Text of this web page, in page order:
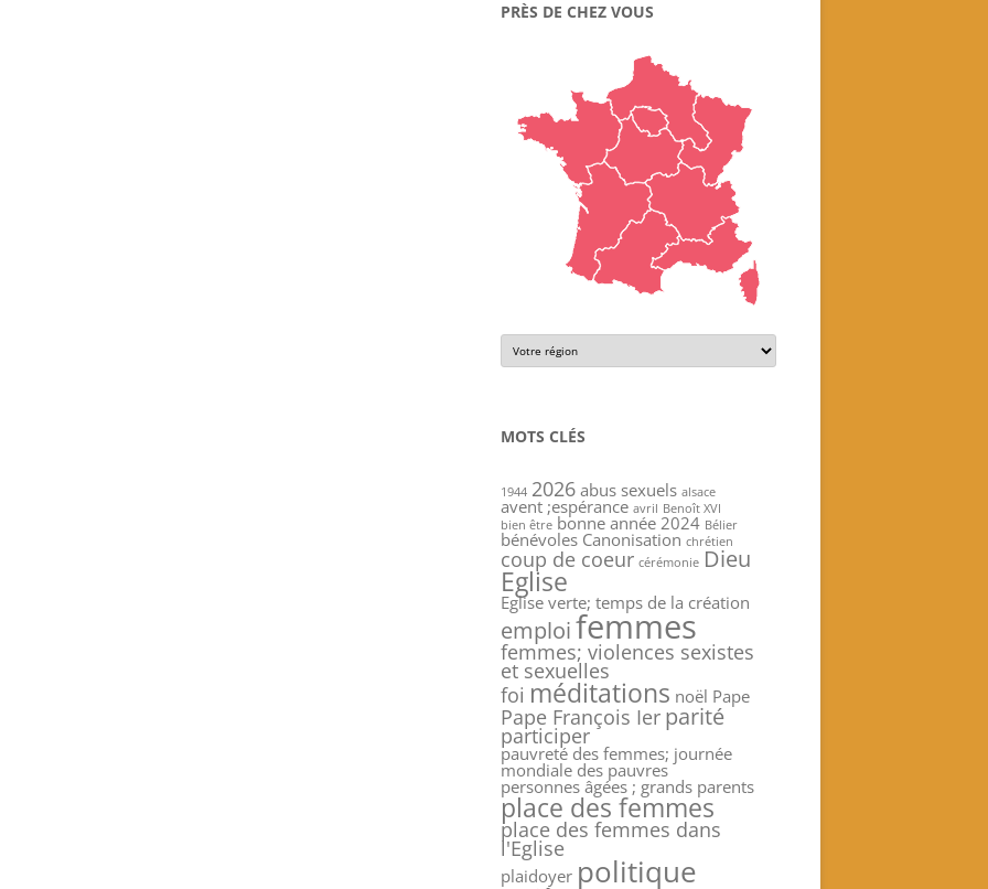
PRÈS DE CHEZ VOUS
MOTS CLÉS
1944 2026 abus sexuels alsace
avent ;espérance avril Benoît XVI
bien être bonne année 2024 Bélier
bénévoles Canonisation chrétien
coup de coeur cérémonie Dieu
Eglise
Eglise verte; temps de la création
emploifemmes
femmes; violences sexistes
et sexuelles
foi méditations noël Pape
Pape François Ier parité
participer
pauvreté des femmes; journée
mondiale des pauvres
personnes âgées ; grands parents
place des femmes
place des femmes dans
l'Eglise
plaidoyer politique